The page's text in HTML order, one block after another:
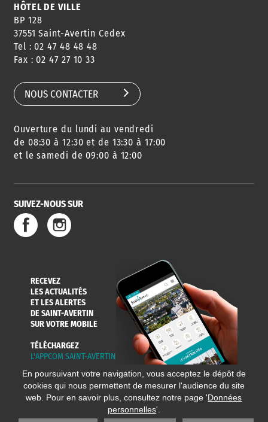
HÔTEL DE VILLE
BP 128
37551 Saint-Avertin Cedex
Tel : 02 47 48 48 48
Fax : 02 47 27 10 33
NOUS CONTACTER
Ouverture du lundi au vendredi
de 08:30 à 12:30 et de 13:30 à 17:00
et le samedi de 09:00 à 12:00
SUIVEZ-NOUS SUR
RECEVEZ
LES ACTUALITÉS
ET LES ALERTES
DE SAINT-AVERTIN
SUR VOTRE MOBILE
TÉLÉCHARGEZ
L'APPCOM SAINT-AVERTIN
En poursuivant votre navigation, vous acceptez le dépôt de
cookies qui nous permettent de mesurer l'audience du site
web. Pour en savoir plus, consultez notre page 'Données
personnelles'.